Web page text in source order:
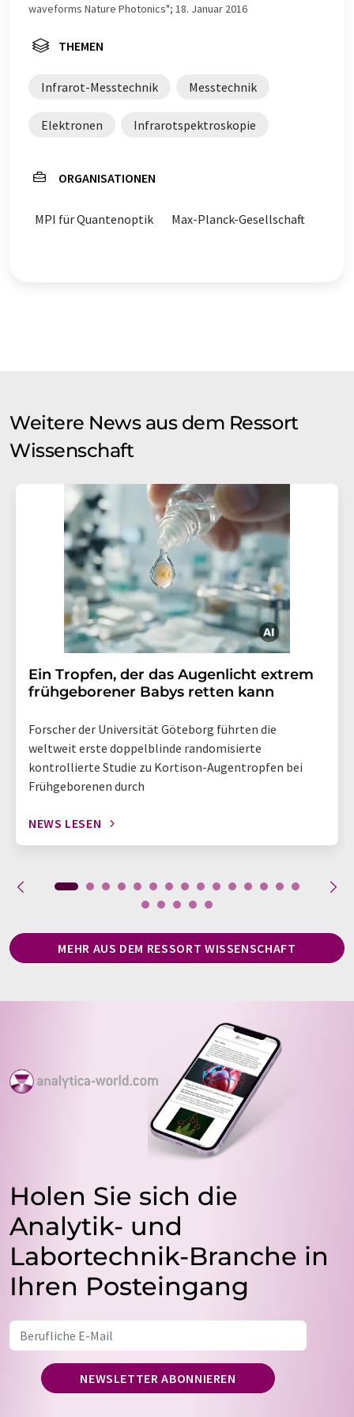
waveforms Nature Photonics"; 18. Januar 2016
THEMEN
Infrarot-Messtechnik Messtechnik
Elektronen Infrarotspektroskopie
ORGANISATIONEN
MPI für Quantenoptik Max-Planck-Gesellschaft
Weitere News aus dem Ressort
Wissenschaft
Ein Tropfen, der das Augenlicht extrem
frühgeborener Babys retten kann
Forscher der Universität Göteborg führten die
weltweit erste doppelblinde randomisierte
kontrollierte Studie zu Kortison-Augentropfen bei
Frühgeborenen durch
NEWS LESEN
MEHR AUS DEM RESSORT WISSENSCHAFT
Holen Sie sich die
Analytik- und
Labortechnik-Branche in
Ihren Posteingang
NEWSLETTER ABONNIEREN